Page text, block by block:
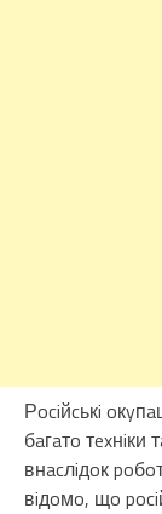
Рociйcькi
бaгaтo тexнiки
внacлiдoк
вiдoмo, щo